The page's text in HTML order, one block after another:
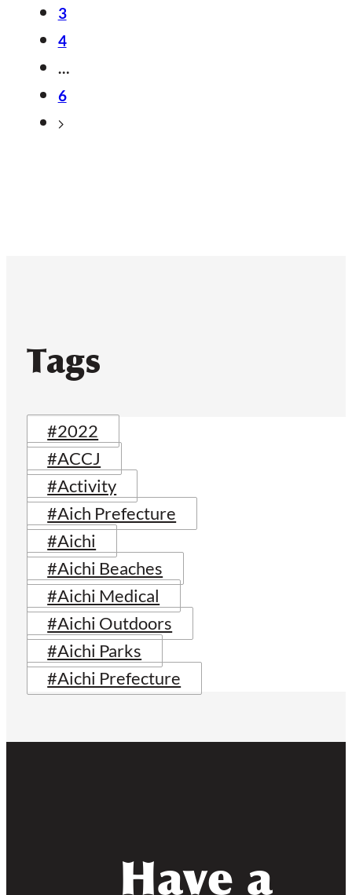
3
4
…
6
Tags
#2022
#ACCJ
#Activity
#Aich Prefecture
#Aichi
#Aichi Beaches
#Aichi Medical
#Aichi Outdoors
#Aichi Parks
#Aichi Prefecture
Have a